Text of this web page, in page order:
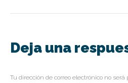
Deja una
Tu dirección de correo electrónico no será